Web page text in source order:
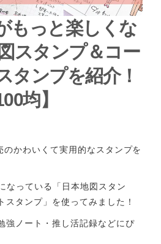
もっと楽しくな
スタンプ＆コー
タンプを紹介！
均】
かわいくて実用的なスタンプを
なっている「日本地図スタン
スタンプ」を使ってみました！
強ノート・推し活記録などにぴ